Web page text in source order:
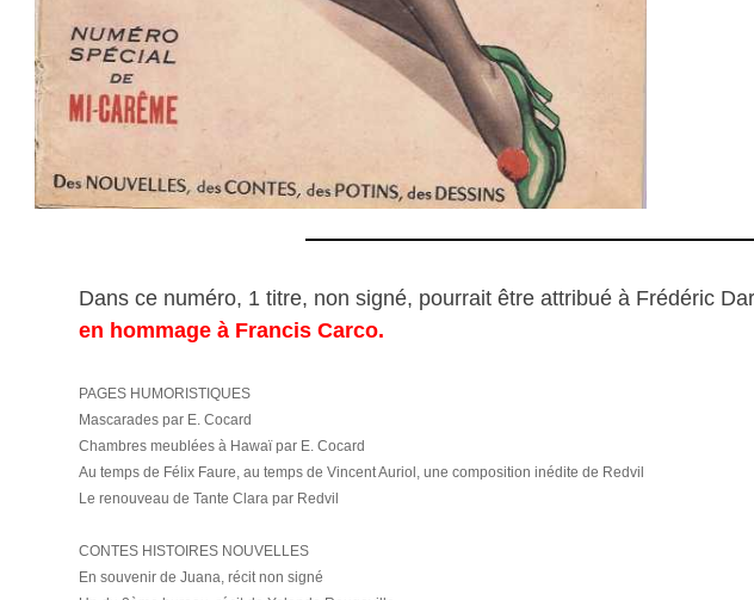
Dans ce numéro, 1 titre, non signé, pourrait être attribué à Frédéric
en hommage à Francis Carco.
PAGES HUMORISTIQUES
Mascarades par E. Cocard
Chambres meublées à Hawaï par E. Cocard
Au temps de Félix Faure, au temps de Vincent Auriol, une composition inédite de Redvil
Le renouveau de Tante Clara par Redvil
CONTES HISTOIRES NOUVELLES
En souvenir de Juana, récit non signé